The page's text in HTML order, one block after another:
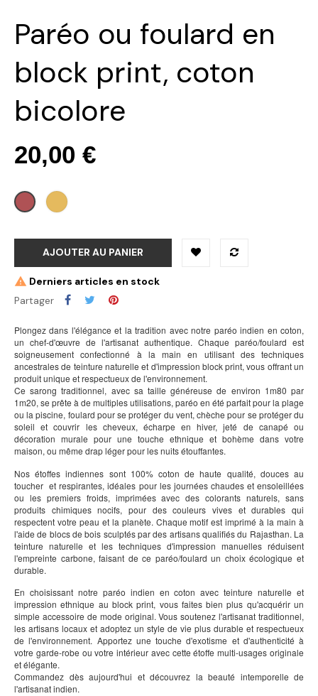
Paréo ou foulard en
block print, coton
bicolore
20,00 €
rouge jaune
AJOUTER AU PANIER
Derniers articles en stock
Partager
Plongez dans l'élégance et la tradition avec notre paréo indien en coton,
un chef-d'œuvre de l'artisanat authentique. Chaque paréo/foulard est
soigneusement confectionné à la main en utilisant des techniques
ancestrales de teinture naturelle et d'impression block print, vous offrant un
produit unique et respectueux de l'environnement.
Ce sarong traditionnel, avec sa taille généreuse de environ 1m80 par
1m20, se prête à de multiples utilisations, paréo en été parfait pour la plage
ou la piscine, foulard pour se protéger du vent, chèche pour se protéger du
soleil et couvrir les cheveux, écharpe en hiver, jeté de canapé ou
décoration murale pour une touche ethnique et bohème dans votre
maison, ou même drap léger pour les nuits étouffantes.
Nos étoffes indiennes sont 100% coton de haute qualité, douces au
toucher et respirantes, idéales pour les journées chaudes et ensoleillées
ou les premiers froids, imprimées avec des colorants naturels, sans
produits chimiques nocifs, pour des couleurs vives et durables qui
respectent votre peau et la planète. Chaque motif est imprimé à la main à
l'aide de blocs de bois sculptés par des artisans qualifiés du Rajasthan. La
teinture naturelle et les techniques d'impression manuelles réduisent
l'empreinte carbone, faisant de ce paréo/foulard un choix écologique et
durable.
En choisissant notre paréo indien en coton avec teinture naturelle et
impression ethnique au block print, vous faites bien plus qu'acquérir un
simple accessoire de mode original. Vous soutenez l'artisanat traditionnel,
les artisans locaux et adoptez un style de vie plus durable et respectueux
de l'environnement. Apportez une touche d'exotisme et d'authenticité à
votre garde-robe ou votre intérieur avec cette étoffe multi-usages originale
et élégante.
Commandez dès aujourd'hui et découvrez la beauté intemporelle de
l'artisanat indien.